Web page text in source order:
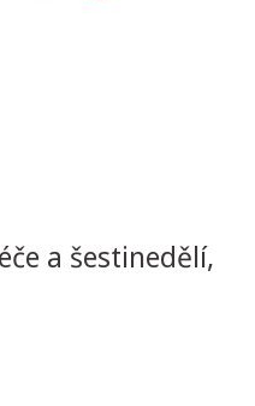
a šestinedělí,